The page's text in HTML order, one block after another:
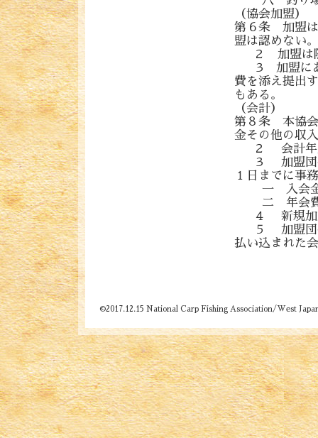
（協会加盟）
第６条 加盟は
盟は認めない。
２ 加盟は
３ 加盟にあ
費を添え提出
もある。
（会計）
第８条 本協会
金その他の収
２ 会計年度
３ 加盟団体
１日までに事
一 入会金
二 年会費・
４ 新規加盟
５ 加盟団体
払い込まれた
©2017.12.15 National Carp Fishing Association/West